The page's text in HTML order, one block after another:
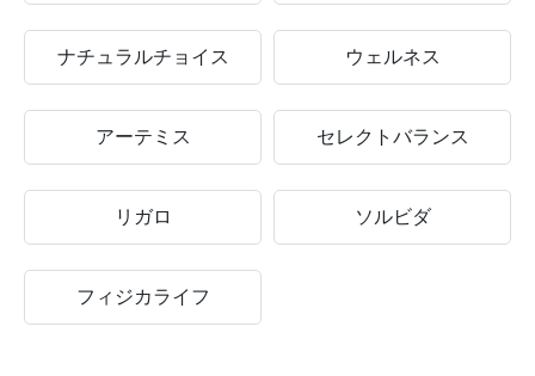
ナチュラルチョイス ウェルネス
アーテミス セレクトバランス
リガロ ソルビダ
フィジカライフ